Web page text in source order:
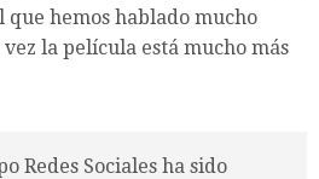
que hemos hablado mucho
la película está mucho más
Redes Sociales ha sido